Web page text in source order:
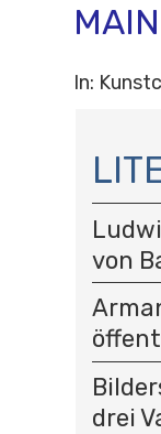
MAIN
In:
A
V
I
G
A
T
I
O
N
von
drei